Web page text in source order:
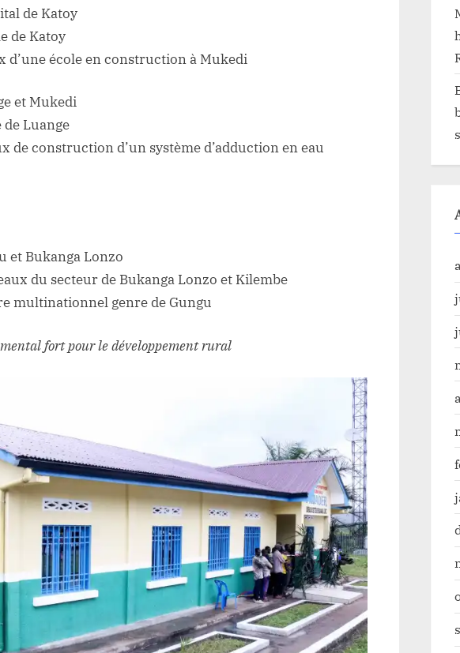
de Katoy
de Katoy
d’une école en construction à Mukedi
et Mukedi
Luange
de construction d’un système d’adduction en eau
et Bukanga Lonzo
du secteur de Bukanga Lonzo et Kilembe
multinationnel genre de Gungu
fort pour le développement rural